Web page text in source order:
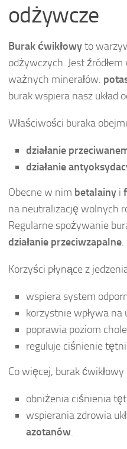
odżywcze
Burak ćwikłowyto
odżywczych. Jest
ważnych minerałów:
burak wspiera nasz
Właściwości buraka
działanie
działanie
Obecne w nim betalainy i
na neutralizację wolnych
Regularne spożywanie
działanie przeciwzapalne.
Korzyści płynące z
wspiera system
korzystnie wpływa na
poprawia poziom
reguluje ciśnienie
Co więcej, burak
obniżenia ciśnienia
wspierania zdrowia
azotanów.